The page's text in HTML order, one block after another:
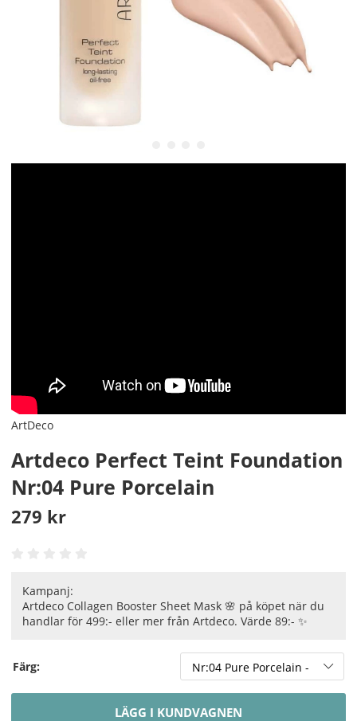
ArtDeco
Artdeco Perfect Teint Foundation
Nr:04 Pure Porcelain
279 kr
Kampanj:
Artdeco Collagen Booster Sheet Mask 🌸 på köpet när du
handlar för 499:- eller mer från Artdeco. Värde 89:- ✨
Färg:
LÄGG I KUNDVAGNEN